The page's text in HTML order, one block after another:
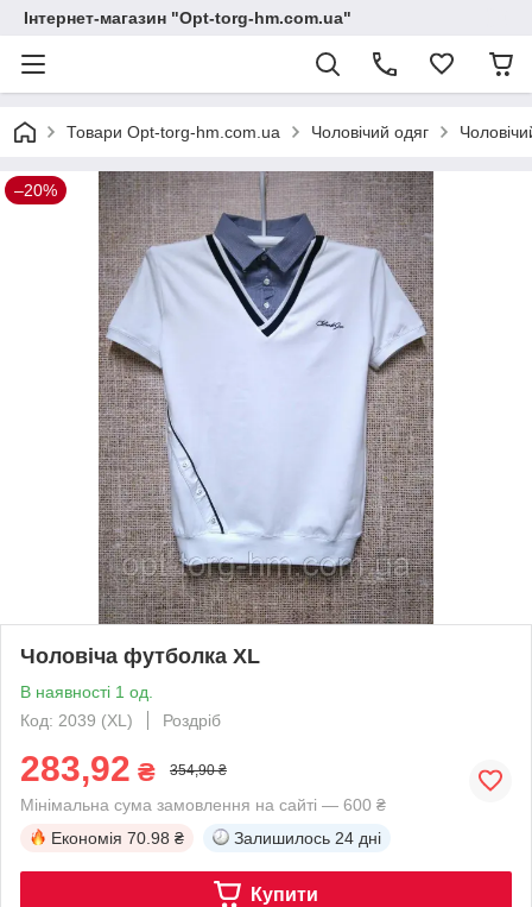
Інтернет-магазин "Opt-torg-hm.com.ua"
Товари Opt-torg-hm.com.ua Чоловічий одяг
–20%
Чоловіча футболка XL
В наявності 1 од.
Код: 2039 (XL)
Роздріб
283,92 ₴ 354,90 ₴
Мінімальна сума замовлення на сайті — 600 ₴
Економія 70.98 ₴ Залишилось 24 дні
Купити